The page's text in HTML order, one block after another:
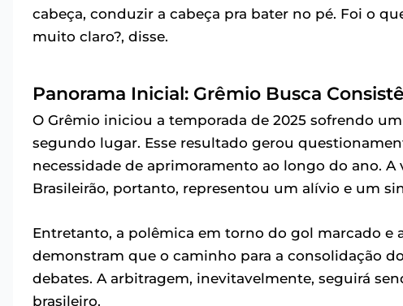
cabeça, conduzir a cabeça pra bater no pé. Foi o
muito claro?, disse.
Panorama Inicial: Grêmio Busca
O Grêmio iniciou a temporada de 2025 sofrendo
segundo lugar. Esse resultado gerou
necessidade de aprimoramento ao longo do ano.
Brasileirão, portanto, representou um alívio e um
Entretanto, a polêmica em torno do gol marcado e
demonstram que o caminho para a consolidação
debates. A arbitragem, inevitavelmente, seguirá
brasileiro.